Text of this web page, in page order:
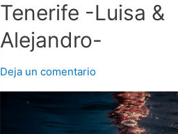
Tenerife -Luisa &
Alejandro-
Deja un comentario
Tenerife
Luisa
Alejandro-